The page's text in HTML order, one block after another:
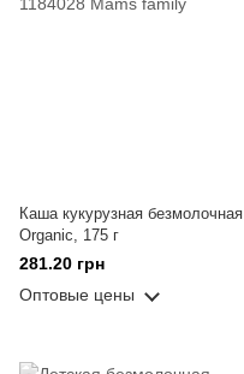
Каша кукурузная безмолочная
Organic, 175 г
281.20 грн
Оптовые цены